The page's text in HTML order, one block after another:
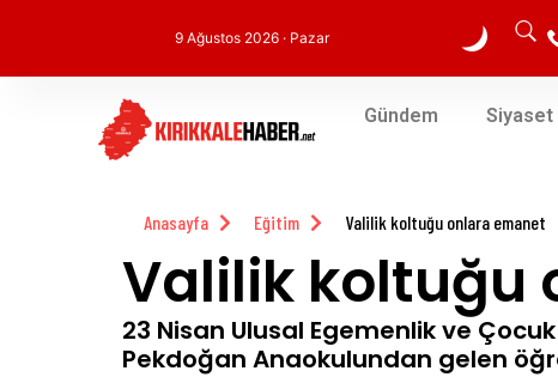
9 Ağustos 2026 · Pazar
Gündem Siyaset
Anasayfa Eğitim Valilik koltuğu onlara emanet
Valilik koltuğu
23 Nisan Ulusal Egemenlik ve
Pekdoğan Anaokulundan gelen